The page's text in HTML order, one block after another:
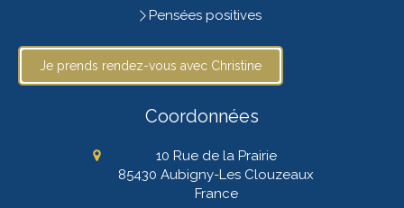
Pensées positives
Je prends rendez-vous avec Christine
Coordonnées
10 Rue de la Prairie
85430 Aubigny-Les Clouzeaux
France